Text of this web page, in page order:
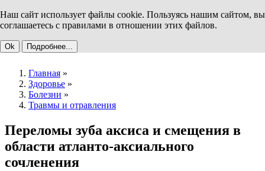
Наш сайт использует файлы cookie. Пользуясь нашим сайтом, вы
соглашаетесь с правилами в отношении этих файлов.
Ok Подробнее...
Главная »
Здоровье »
Болезни »
Травмы и отравления
Переломы зуба аксиса и смещения в
области атланто-аксиального
сочленения